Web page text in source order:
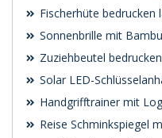
Fischerhüte bedrucken
Sonnenbrille mit
Zuziehbeutel bedrucken
Solar LED-
Handgrifftrainer mit
Reise Schminkspiegel